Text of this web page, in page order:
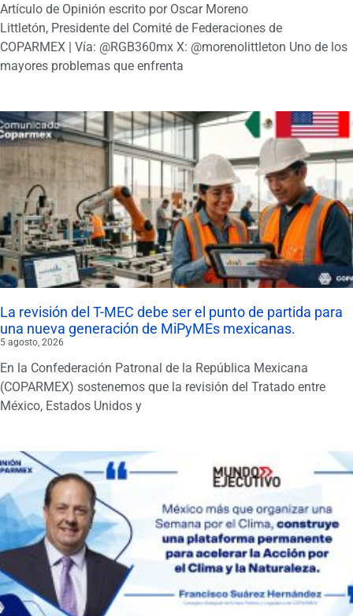
Artículo de Opinión escrito por Oscar Moreno
Littletón, Presidente del Comité de Federaciones de
COPARMEX | Vía: @RGB360mx X: @morenolittleton Uno de los
mayores problemas que enfrenta
La revisión del T-MEC debe ser el punto de partida para
una nueva generación de MiPyMEs mexicanas.
5 agosto, 2026
En la Confederación Patronal de la República Mexicana
(COPARMEX) sostenemos que la revisión del Tratado entre
México, Estados Unidos y